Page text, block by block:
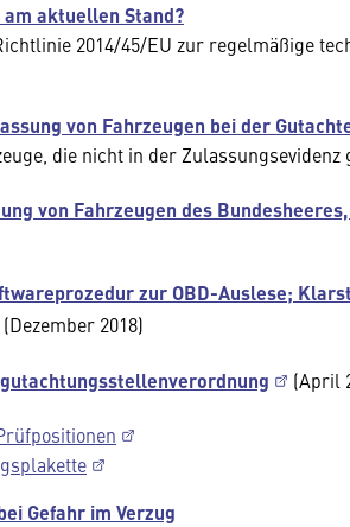
aktuellen Stand?
2014/45/EU zur regelmäßige
von Fahrzeugen bei der
die nicht in der Zulassungsevidenz
von Fahrzeugen des
zur OBD-Auslese;
(Dezember 2018)
(April
Gefahr im Verzug